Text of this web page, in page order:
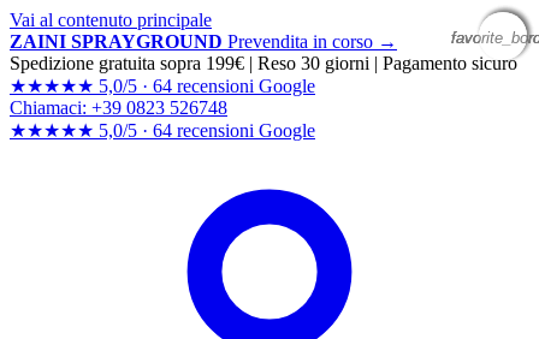
Vai al contenuto principale
ZAINI SPRAYGROUND Prevendita in corso →
Spedizione gratuita sopra 199€ | Reso 30 giorni | Pagamento sicuro
★★★★★ 5,0/5 · 64 recensioni Google
Chiamaci: +39 0823 526748
★★★★★ 5,0/5 · 64 recensioni Google